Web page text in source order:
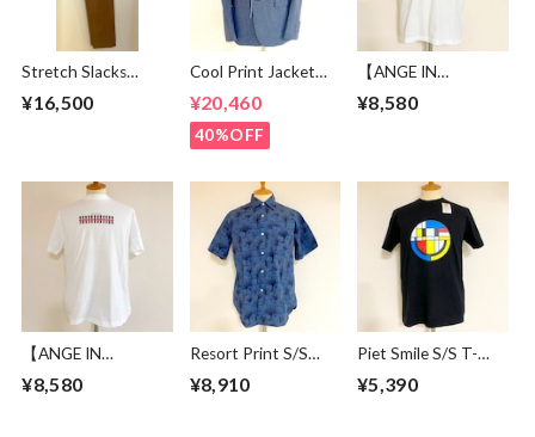
Stretch Slacks
Pants Brown
¥16,500
Cool Print Jacket
Navy
¥20,460
40%OFF
【ANGE IN
DISGUISE】 Print T-
shirts #a culture of
¥8,580
【ANGE IN
shirts #BRITISH
¥8,580
Resort Print S/S
¥8,910
Piet Smile S/S T-
¥5,390